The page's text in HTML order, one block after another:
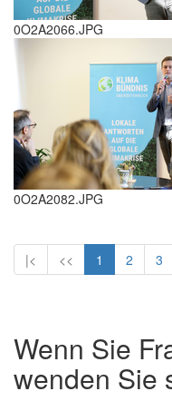
0O2A2066.JPG
0O2A2082.JPG
|< << 1 2 3
Wenn Sie
wenden Sie